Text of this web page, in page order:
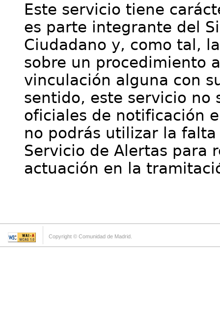
Este servicio tiene
es parte integrante del
Ciudadano y, como tal,
sobre un procedimiento
vinculación alguna con
sentido, este servicio no
oficiales de notificación
no podrás utilizar la
Servicio de Alertas para
actuación en la
Copyright © Comunidad de Madrid.